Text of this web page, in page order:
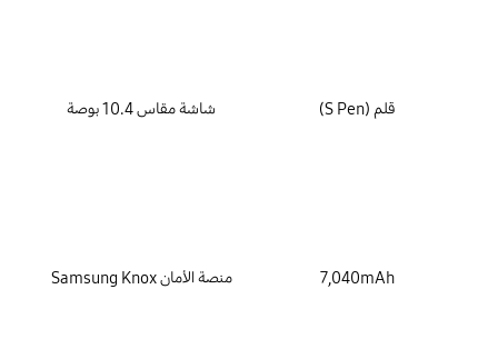
قلم (S Pen) شاشة مقاس 10.4 بوصة
7,040mAh منصة الأمان Samsung Knox